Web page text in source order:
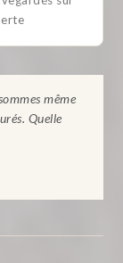
même
Quelle